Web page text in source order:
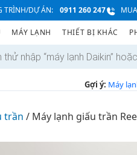
TRÌNH/DỰ ÁN: 0911 260 247
MÁY LẠNH THIẾT BỊ KHÁC
Gợi ý: Máy
trần / Máy lạnh giấu trần